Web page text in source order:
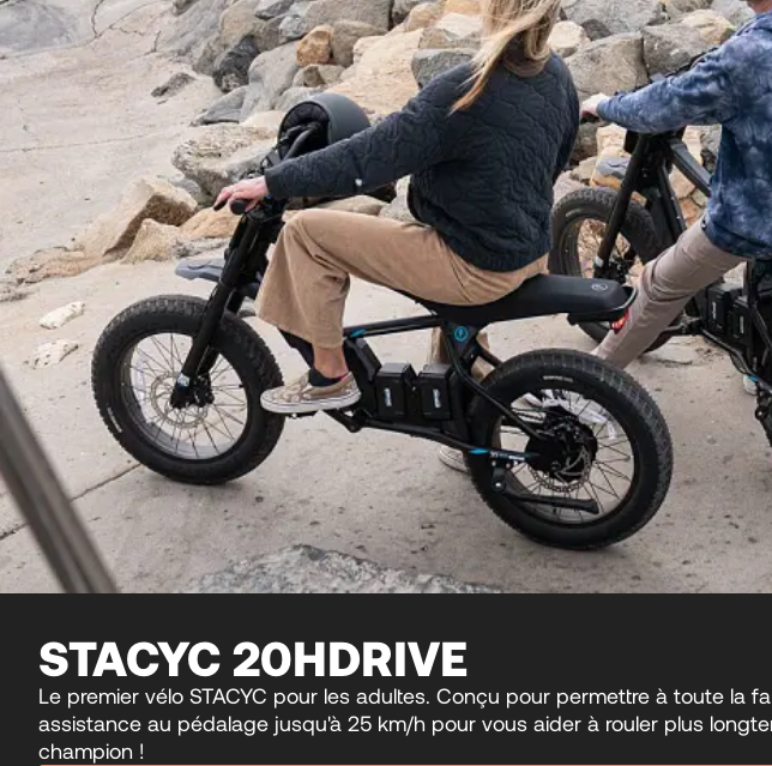
STACYC 20HDRIVE
Le premier vélo STACYC pour les adultes. Conçu pour permettre à toute la
assistance au pédalage jusqu'à 25 km/h pour vous aider à rouler plus
champion !